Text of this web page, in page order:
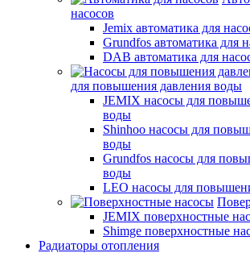
насосов
Jemix автоматика для
Grundfos автоматика для
DAB автоматика для
для повышения давления воды
JEMIX насосы для
воды
Shinhoo насосы для
воды
Grundfos насосы для
воды
LEO насосы для
JEMIX поверхностные
Shimge поверхностные
Радиаторы отопления